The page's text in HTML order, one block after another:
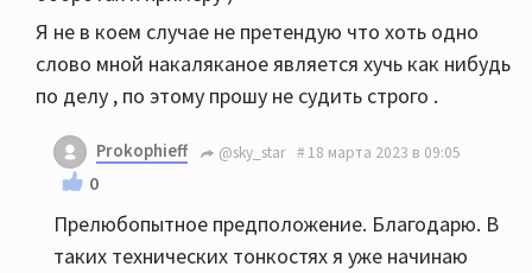
Я не в коем случае не претендую что хоть одно
слово мной накаляканое является хучь как нибудь
по делу , по этому прошу не судить строго .
Prokophieff @sky_star 18 марта 2023 в 09:05
0
Прелюбопытное предположение. Благодарю. В
таких технических тонкостях я уже начинаю